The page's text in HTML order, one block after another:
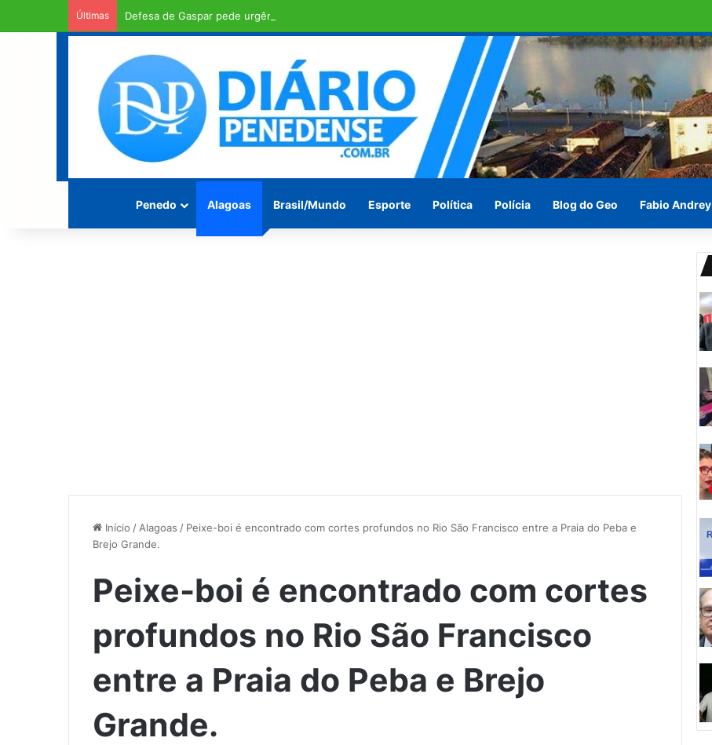
Últimas Defesa de Gaspar pede urgência em exame de DNA sobre suspeita de estupro
Penedo Alagoas Brasil/Mundo Esporte Política Polícia Blog do Geo Fabio Andrey
Início / Alagoas / Peixe-boi é encontrado com cortes profundos no Rio São Francisco entre a Praia do Peba e
Brejo Grande.
Peixe-boi é encontrado com cortes
profundos no Rio São Francisco
entre a Praia do Peba e Brejo
Grande.